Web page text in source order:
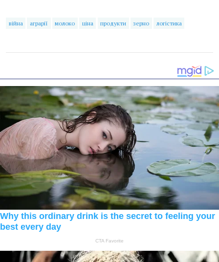
війна аграрії молоко ціна продукти зерно логістика